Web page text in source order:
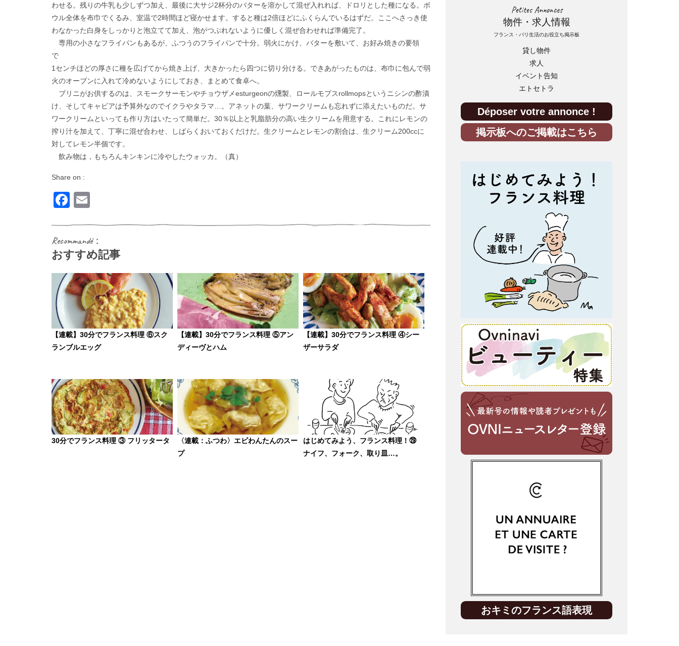
わせる。残りの牛乳も少しずつ加え、最後に大サジ2杯分のバターを溶かして混ぜ入れれば、ドロリとした種になる。ボ
ウル全体を布巾でくるみ、室温で2時間ほど寝かせます。すると種は2倍ほどにふくらんでいるはずだ。ここへさっき使
わなかった白身をしっかりと泡立てて加え、泡がつぶれないように優しく混ぜ合わせれば準備完了。
専用の小さなフライパンもあるが、ふつうのフライパンで十分。弱火にかけ、バターを敷いて、お好み焼きの要領
で
1センチほどの厚さに種を広げてから焼き上げ、大きかったら四つに切り分ける。できあがったものは、布巾に包んで弱
火のオーブンに入れて冷めないようにしておき、まとめて食卓へ。
ブリニがお供するのは、スモークサーモンやチョウザメesturgeonの燻製、ロールモプスrollmopsというニシンの酢漬
け、そしてキャビアは予算外なのでイクラやタラマ…。アネットの葉、サワークリームも忘れずに添えたいものだ。サ
ワークリームといっても作り方はいたって簡単だ。30％以上と乳脂肪分の高い生クリームを用意する。これにレモンの
搾り汁を加えて、丁寧に混ぜ合わせ、しばらくおいておくだけだ。生クリームとレモンの割合は、生クリーム200ccに
対してレモン半個です。
飲み物は，もちろんキンキンに冷やしたウォッカ。（真）
Share on :
Facebook
Recommandé：
おすすめ記事
【連載】30分でフランス料理 ⑥スク
ランブルエッグ
【連載】30分でフランス料理 ⑤アン
ディーヴとハム
【連載】30分でフランス料理 ④シー
ザーサラダ
30分でフランス料理 ③ フリッタータ
〈連載：ふつわ〉エビわんたんのスー
プ
はじめてみよう、フランス料理！㉙
ナイフ、フォーク、取り皿…。
Petites Annonces
物件・求人情報
フランス・パリ生活のお役立ち掲示板
貸し物件
求人
イベント告知
エトセトラ
Déposer votre annonce !
掲示板へのご掲載はこちら
おキミのフランス語表現